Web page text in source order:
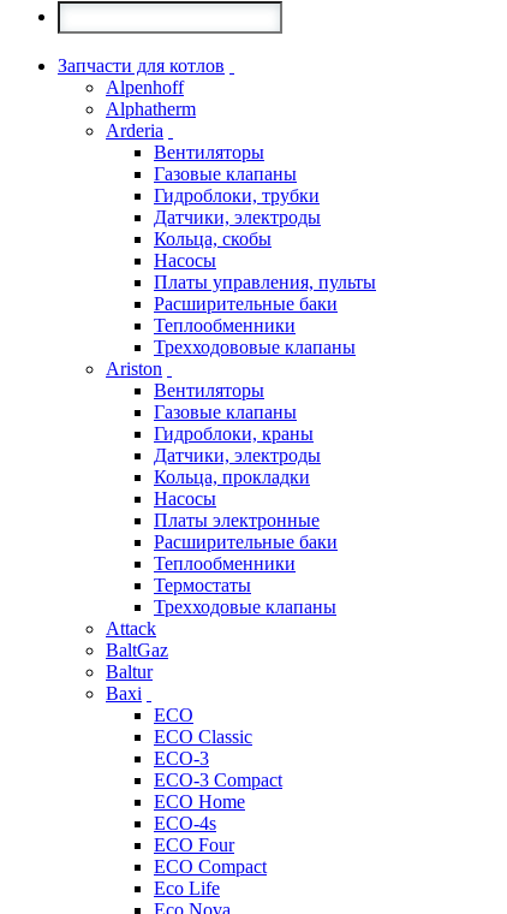
Запчасти для котлов
Alpenhoff
Alphatherm
Arderia
Вентиляторы
Газовые клапаны
Гидроблоки, трубки
Датчики, электроды
Кольца, скобы
Насосы
Платы управления, пульты
Расширительные баки
Теплообменники
Трехходововые клапаны
Ariston
Вентиляторы
Газовые клапаны
Гидроблоки, краны
Датчики, электроды
Кольца, прокладки
Насосы
Платы электронные
Расширительные баки
Теплообменники
Термостаты
Трехходовые клапаны
Attack
BaltGaz
Baltur
Baxi
ECO
ECO Classic
ECO-3
ECO-3 Compact
ECO Home
ECO-4s
ECO Four
ECO Compact
Eco Life